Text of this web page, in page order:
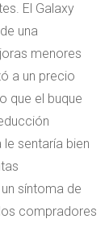
El Galaxy
una
menores
a un precio
que el buque
sentaría bien
síntoma de
compradores